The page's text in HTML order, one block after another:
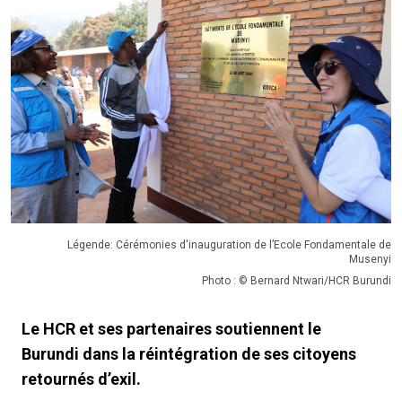
Légende: Cérémonies d'inauguration de l’Ecole Fondamentale de
Musenyi
Photo : © Bernard Ntwari/HCR Burundi
Le HCR et ses partenaires soutiennent le
Burundi dans la réintégration de ses citoyens
retournés d’exil.